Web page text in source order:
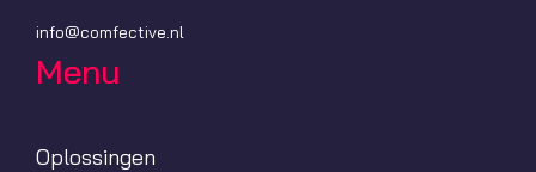
info@comfective.nl
Menu
Oplossingen